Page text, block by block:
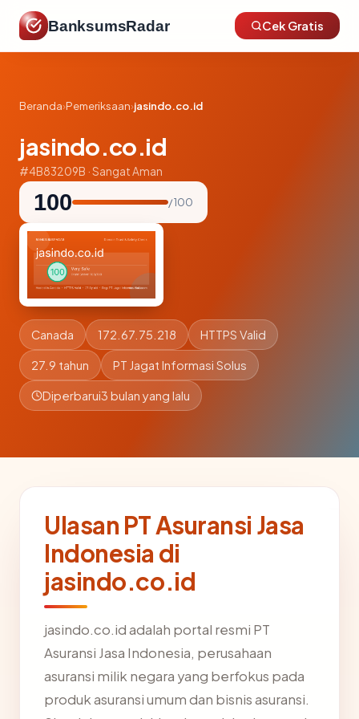
BanksumsRadar Cek Gratis
Beranda›Pemeriksaan›jasindo.co.id
jasindo.co.id
#4B83209B · Sangat Aman
100 / 100
Canada 172.67.75.218 HTTPS Valid
27.9 tahun PT Jagat Informasi Solus
Diperbarui3 bulan yang lalu
Ulasan PT Asuransi Jasa
Indonesia di
jasindo.co.id
jasindo.co.id adalah portal resmi PT
Asuransi Jasa Indonesia, perusahaan
asuransi milik negara yang berfokus pada
produk asuransi umum dan bisnis asuransi.